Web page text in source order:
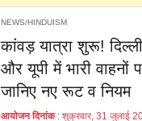
NEWS/HINDUISM
कांवड़ यात्रा शुरू!
और यूपी में भारी वाहनों
जानिए नए रूट व नियम
आयोजन दिनांक: शुक्रवार, 31 जुलाई